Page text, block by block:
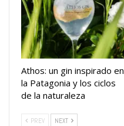
Athos: un gin inspirado en
la Patagonia y los ciclos
de la naturaleza
PREV NEXT